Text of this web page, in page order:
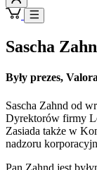
Sascha
Były prezes,
Sascha Zahnd od
Dyrektorów firmy
Zasiada także w
nadzoru
Pan Zahnd jest